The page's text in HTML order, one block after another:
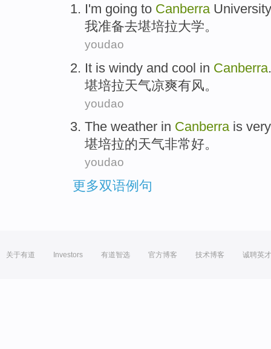
I'm going to Canberra University
我准备去堪培拉大学。
youdao
It is windy and cool in Canberra.
堪培拉天气凉爽有风。
youdao
The weather in Canberra is very
堪培拉的天气非常好。
youdao
更多双语例句
关于有道 Investors 有道智选 官方博客 技术博客 诚聘英才